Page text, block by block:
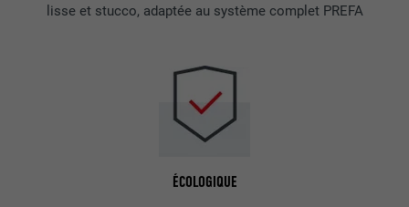
lisse et stucco, adaptée au système complet PREFA
ÉCOLOGIQUE